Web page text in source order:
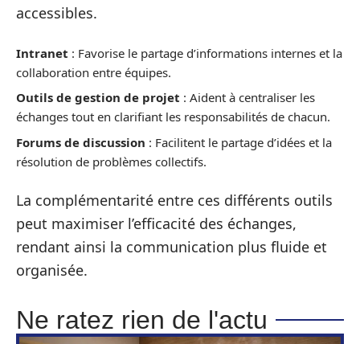
accessibles.
Intranet : Favorise le partage d’informations internes et la
collaboration entre équipes.
Outils de gestion de projet : Aident à centraliser les
échanges tout en clarifiant les responsabilités de chacun.
Forums de discussion : Facilitent le partage d’idées et la
résolution de problèmes collectifs.
La complémentarité entre ces différents outils
peut maximiser l’efficacité des échanges,
rendant ainsi la communication plus fluide et
organisée.
Ne ratez rien de l'actu